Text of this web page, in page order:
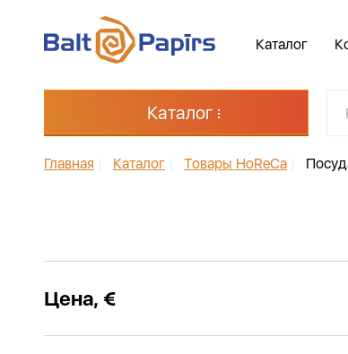
Каталог
Каталог
Главная Каталог Товары HoReCa
Цена, €